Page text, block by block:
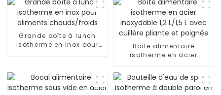
Grande boîte à lunch
isotherme en inox pour
Boîte alimentaire
isotherme en acier
avec cuillère pliante et
poignée